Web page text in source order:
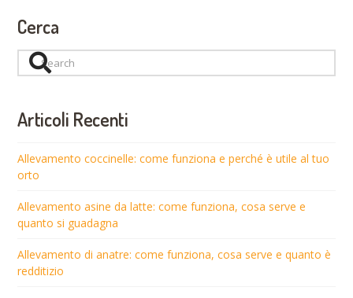
Cerca
Search
Articoli Recenti
Allevamento coccinelle: come funziona e perché è utile al tuo
orto
Allevamento asine da latte: come funziona, cosa serve e
quanto si guadagna
Allevamento di anatre: come funziona, cosa serve e quanto è
redditizio